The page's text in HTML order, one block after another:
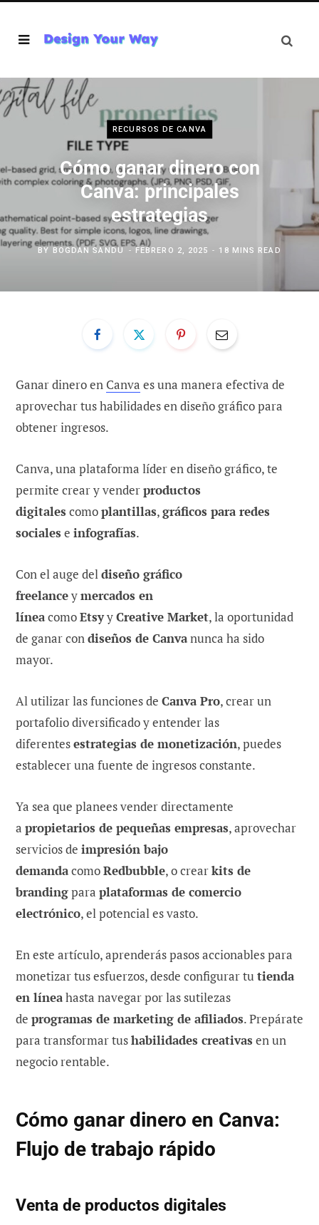
RECURSOS DE CANVA
Cómo ganar dinero con
Canva: principales
estrategias
BY BOGDAN SANDU FEBRERO 2, 2025 18 MINS READ
Ganar dinero en Canva es una manera efectiva de
aprovechar tus habilidades en diseño gráfico para
obtener ingresos.
Canva, una plataforma líder en diseño gráfico, te
permite crear y venderproductos
digitales comoplantillas,gráficos para redes
sociales e infografías.
Con el auge deldiseño gráfico
freelanceymercados en
líneacomoEtsyyCreative Market, la oportunidad
de ganar condiseños de Canvanunca ha sido
mayor.
Al utilizar las funciones de Canva Pro, crear un
portafolio diversificado y entender las
diferentesestrategias de monetización, puedes
establecer una fuente de ingresos constante.
Ya sea que planees vender directamente
a propietarios de pequeñas empresas, aprovechar
servicios de impresión bajo
demandacomoRedbubble, o crearkits de
brandingpara plataformas de comercio
electrónico, el potencial es vasto.
En este artículo, aprenderás pasos accionables para
monetizar tus esfuerzos, desde configurar tutienda
en líneahasta navegar por las sutilezas
de programas de marketing de afiliados. Prepárate
para transformar tushabilidades creativas en un
negocio rentable.
Cómo ganar dinero en Canva:
Flujo de trabajo rápido
Venta de productos digitales